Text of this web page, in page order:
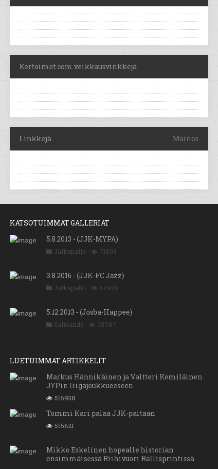
Kertoimet.com veikkausvinkkejä
Linkkejä Mainos
KATSOTUIMMAT GALLERIAT
5.8.2013 - (JJK-MYPA)
Jalkapallo 71805
3.8.2016 - (JJK-FC Jazz)
Jalkapallo 64928
5.12.2013 - (Josba-Happee)
Salibandy 58787
LUETUIMMAT ARTIKKELIT
Markus Hännikäinen ja Valtteri Kemiläinen
JYPin liigajoukkueeseen
516938
Tommi Kari palaa JJK-paitaan
516621
Mikko Eskelinen hopealle historian
ensimmäisessä Riihivuori Rallisprintissä